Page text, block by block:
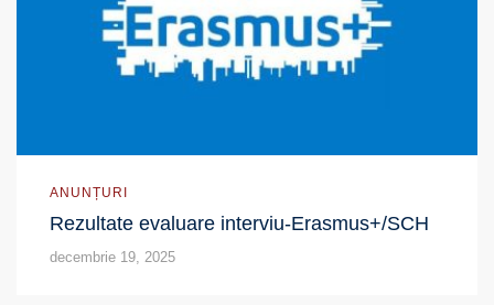
ANUNȚURI
Rezultate evaluare interviu-Erasmus+/SCH
decembrie 19, 2025